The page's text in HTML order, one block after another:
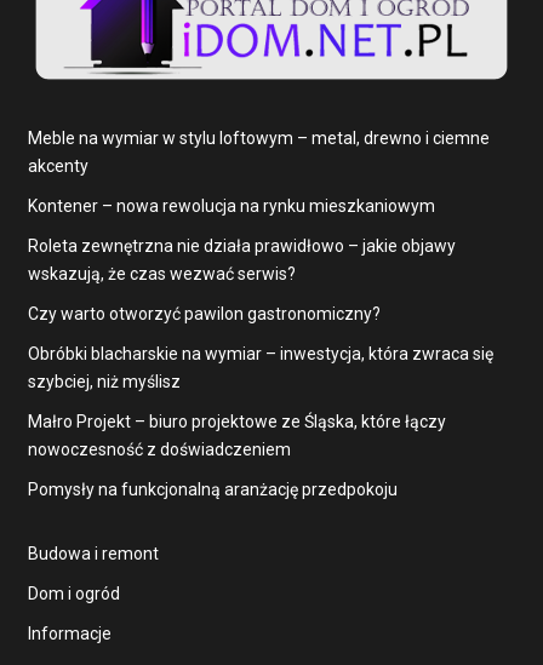
Meble na wymiar w stylu loftowym – metal, drewno i ciemne
akcenty
Kontener – nowa rewolucja na rynku mieszkaniowym
Roleta zewnętrzna nie działa prawidłowo – jakie objawy
wskazują, że czas wezwać serwis?
Czy warto otworzyć pawilon gastronomiczny?
Obróbki blacharskie na wymiar – inwestycja, która zwraca się
szybciej, niż myślisz
Małro Projekt – biuro projektowe ze Śląska, które łączy
nowoczesność z doświadczeniem
Pomysły na funkcjonalną aranżację przedpokoju
Budowa i remont
Dom i ogród
Informacje